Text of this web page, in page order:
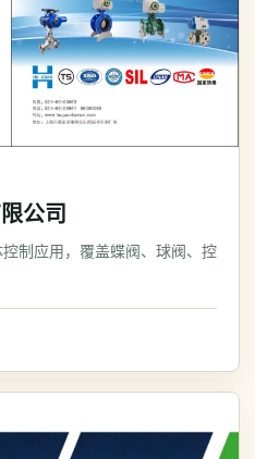
公司
制应用，覆盖蝶阀、球阀、控